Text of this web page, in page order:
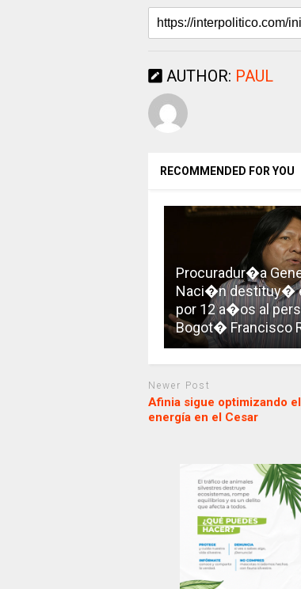
AUTHOR: PAUL
RECOMMENDED FOR YOU
Procuradur�a
Naci�n destituy�
por 12 a�os al
Bogot� Francisco
Newer Post
Afinia sigue optimizando
energía en el Cesar